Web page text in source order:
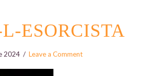
ESORCISTA
2024 Leave a Comment